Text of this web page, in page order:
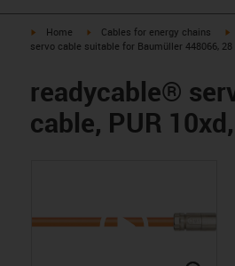
igus-icon-arrow-right
Home igus-icon-arrow-right
Cables for energy chains
servo cable suitable for Baumüller 448066,
readycable®
cable, PUR